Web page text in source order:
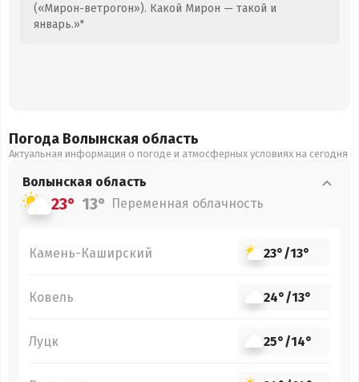
(«Мирон-ветрогон»). Какой Мирон — такой и
январь.»"
Погода Волынская область
Актуальная информация о погоде и атмосферных условиях на сегодня
Волынская область
23° 13° Переменная облачность
Камень-Каширский 23°/13°
Ковель 24°/13°
Луцк 25°/14°